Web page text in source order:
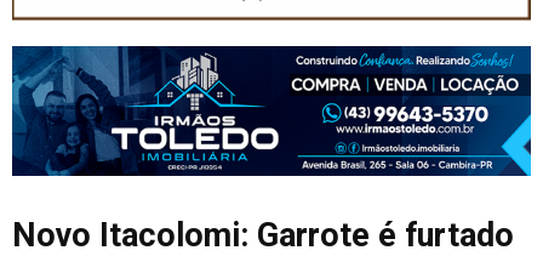
Novo Itacolomi: Garrote é furtado